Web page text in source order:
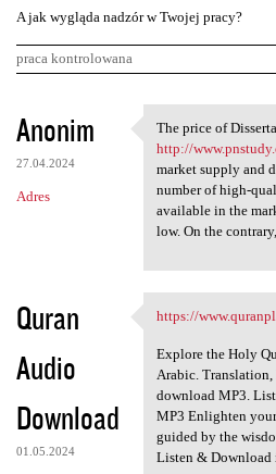
A jak wygląda nadzór w Twojej pracy?
praca kontrolowana
K
o
m
e
a
r
z
e
Anonim
27.04.2024
Adres
The price of
The price of
http://
market supply and
number of high-
available in the
low. On the
Quran
Audio
Download
01.05.2024
https://
https://
Explore the Holy
Arabic.
download MP3.
MP3 Enlighten
guided by the
Listen & Download